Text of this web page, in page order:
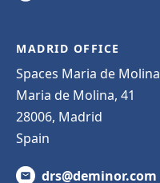
MADRID OFFICE
Spaces Maria de Molina
Maria de Molina, 41
28006, Madrid
Spain
drs@deminor.com